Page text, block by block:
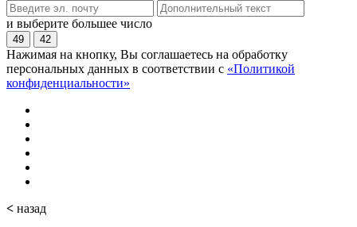
и выберите большее число
49 42
Нажимая на кнопку, Вы соглашаетесь на обработку
персональных данных в соответствии с «Политикой
конфиденциальности»
< назад